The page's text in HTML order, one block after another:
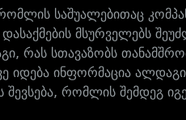
საშუალებითაც
მსურველებს
რას სთავაზობს
ინფორმაცია ალდაგის
რომლის შემდეგ